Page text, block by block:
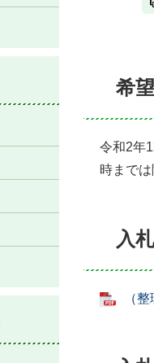
希
令和2年
時までは
入
（